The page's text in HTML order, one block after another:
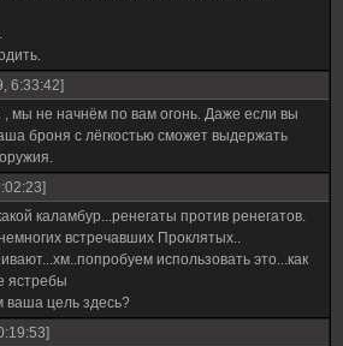
6:33:42]
мы не начнём по вам огонь. Даже если вы
броня с лёгкостью сможет выдержать
каламбур...ренегаты против ренегатов.
встречавших Проклятых..
использовать это...как
ястребы
ваша цель здесь?